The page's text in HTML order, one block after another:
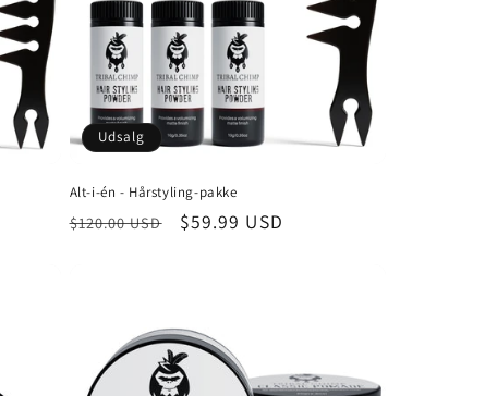
Udsalg
Alt-i-én - Hårstyling-pakke
Normalpris
$120.00 USD Udsalgspris
$59.99 USD